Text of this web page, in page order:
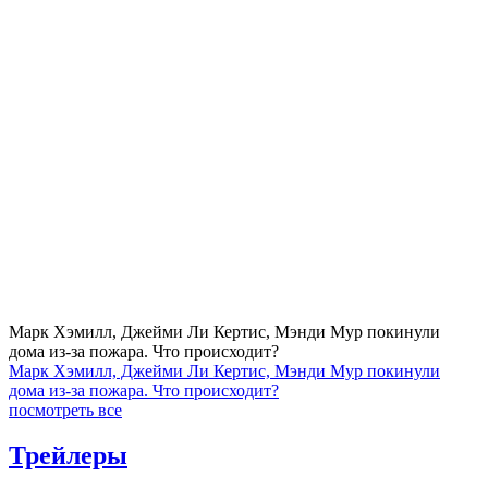
Марк Хэмилл, Джейми Ли Кертис, Мэнди Мур покинули
дома из-за пожара. Что происходит?
Марк Хэмилл, Джейми Ли Кертис, Мэнди Мур покинули
дома из-за пожара. Что происходит?
посмотреть все
Трейлеры